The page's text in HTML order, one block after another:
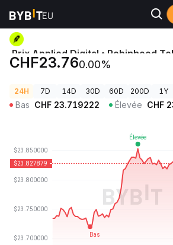
Prix des cryptos Prix Applied Digital •
Prix Applied Digital • Robinhood
APLD
CHF23.760.00%
24H 7D 14D 30D 60D 200D 1Y
Bas CHF 23.719222 Élevée CHF